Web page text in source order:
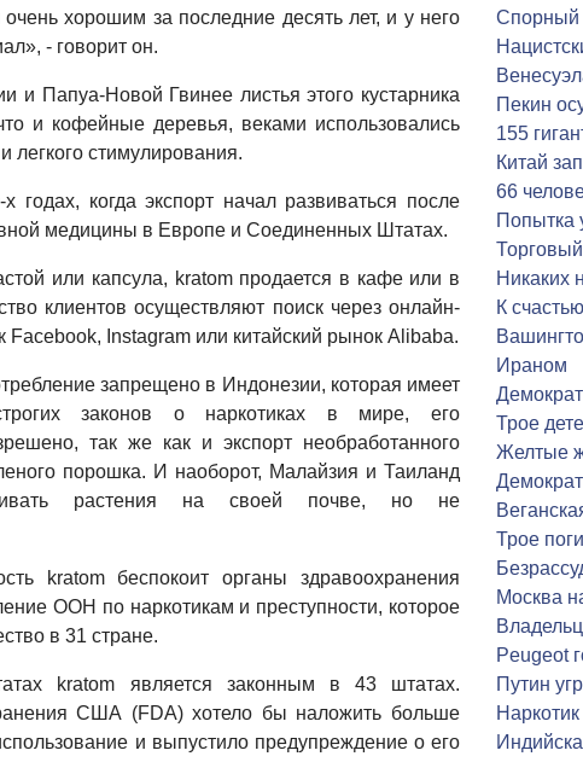
хорошим за последние десять лет, и у него
- говорит он.
и Папуа-Новой Гвинее листья этого кустарника
и кофейные деревья, веками использовались
легкого стимулирования.
годах, когда экспорт начал развиваться после
медицины в Европе и Соединенных Штатах.
или капсула, kratom продается в кафе или в
клиентов осуществляют поиск через онлайн-
Facebook, Instagram или китайский рынок Alibaba.
запрещено в Индонезии, которая имеет
законов о наркотиках в мире, его
так же как и экспорт необработанного
порошка. И наоборот, Малайзия и Таиланд
растения на своей почве, но не
kratom беспокоит органы здравоохранения
ООН по наркотикам и преступности, которое
в 31 стране.
kratom является законным в 43 штатах.
США (FDA) хотело бы наложить больше
и выпустило предупреждение о его
Спорный
Пекин
155
Китай
66
Попытка
Никаких
К
Ираном
Трое
Желтые
Трое
Москва
Peugeot
Путин